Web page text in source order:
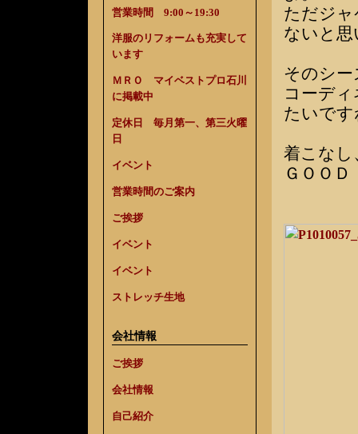
営業時間 9:00～19:30
洋服のリフォームも充実して
います
ＭＲＯ マイベストプロ石川
に掲載中
定休日 毎月第一、第三火曜
日
イベント
営業時間のご案内
ご挨拶
イベント
イベント
ストレッチ生地
会社情報
ご挨拶
会社情報
自己紹介
ただジ
ないと
そのシ
コーデ
たいです
着こな
ＧＯＯＤ